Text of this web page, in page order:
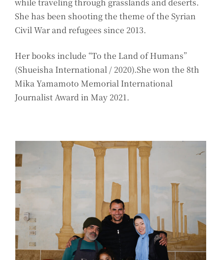
while traveling through grasslands and deserts.
She has been shooting the theme of the Syrian
Civil War and refugees since 2013.
Her books include “To the Land of Humans”
(Shueisha International / 2020).She won the 8th
Mika Yamamoto Memorial International
Journalist Award in May 2021.